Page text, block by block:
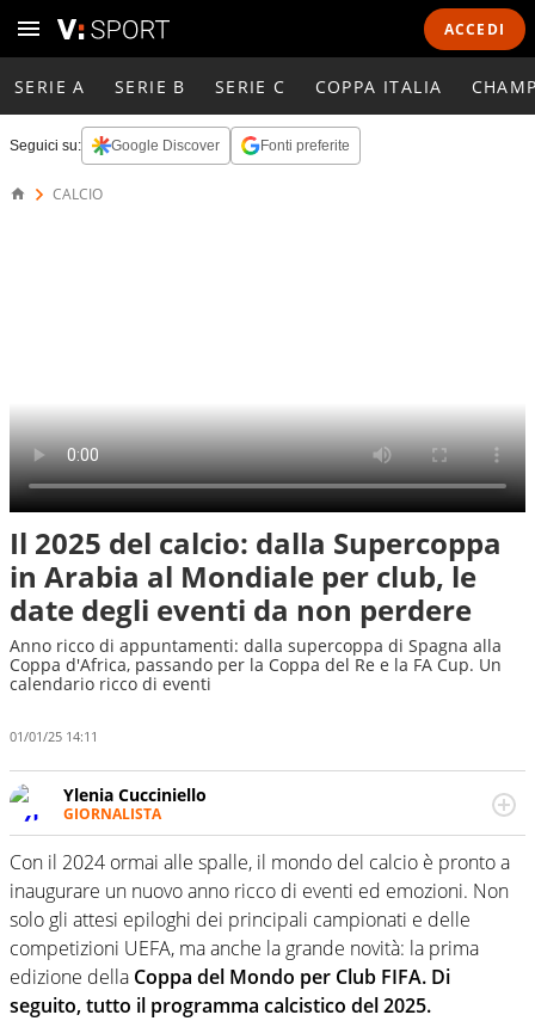
ACCEDI
SERIE A SERIE B SERIE C COPPA ITALIA
Seguici su: Google Discover Fonti preferite
CALCIO
Il 2025 del calcio: dalla Supercoppa
in Arabia al Mondiale per club, le
date degli eventi da non perdere
Anno ricco di appuntamenti: dalla supercoppa di Spagna alla
Coppa d'Africa, passando per la Coppa del Re e la FA Cup. Un
calendario ricco di eventi
01/01/25 14:11
Ylenia Cucciniello
GIORNALISTA
Appassionatissima di tutto lo sport: scrive di calcio
giocato ma non rinuncia allo sguardo sull'extra campo,
dove spesso si trovano risposte che il rettangolo verde
non riesce a restituire
Con il 2024 ormai alle spalle, il mondo del calcio è pronto a
inaugurare un nuovo anno ricco di eventi ed emozioni. Non
solo gli attesi epiloghi dei principali campionati e delle
competizioni UEFA, ma anche la grande novità: la prima
edizione della Coppa del Mondo per Club FIFA. Di
seguito, tutto il programma calcistico del 2025.